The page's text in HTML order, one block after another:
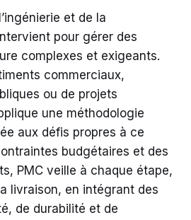
et de la
pour gérer des
complexes et exigeants.
commerciaux,
ou de projets
une méthodologie
aux défis propres à ce
budgétaires et des
PMC veille à chaque étape,
livraison, en intégrant des
de durabilité et de